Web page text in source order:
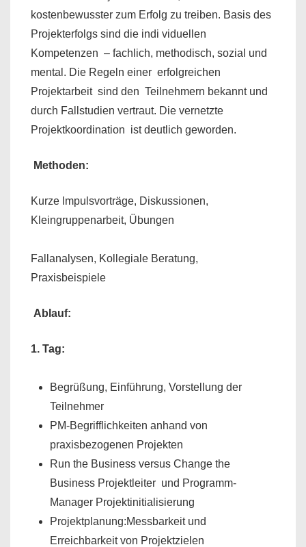
kostenbewusster zum Erfolg zu treiben. Basis des
Projekterfolgs sind die indi­ viduellen
Kompetenzen – fachlich, methodisch, sozial und
mental. Die Regeln einer erfolgreichen
Projektarbeit sind den Teilnehmern bekannt und
durch Fallstudien vertraut. Die vernetzte
Projektkoordination ist deutlich geworden.
Methoden:
Kurze lmpulsvorträge, Diskussionen,
Kleingruppenarbeit, Übungen
Fallanalysen, Kollegiale Beratung,
Praxisbeispiele
Ablauf:
1. Tag:
Begrüßung, Einführung, Vorstellung der
Teilnehmer
PM-Begrifflichkeiten anhand von
praxisbezogenen Projekten
Run the Business versus Change the
Business Projektleiter und Programm-
Manager Projektinitialisierung
Projektplanung:Messbarkeit und
Erreichbarkeit von Projektzielen